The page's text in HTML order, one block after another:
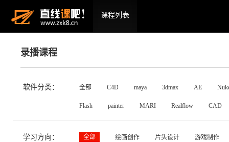
课程列表
录播课程
软件分类： 全部 C4D maya 3dmax AE
Flash painter MARI Realflow CAD
学习方向： 全部 绘画创作 片头设计 游戏制作